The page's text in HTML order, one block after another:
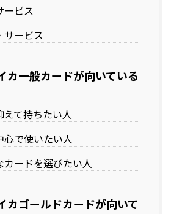
ービス
サービス
カ一般カードが向いている
えて持ちたい人
心で使いたい人
カードを選びたい人
カゴールドカードが向いて